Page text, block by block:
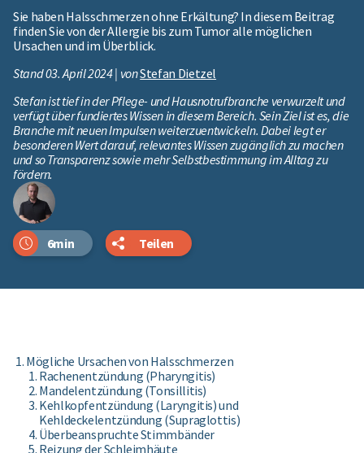
Sie haben Halsschmerzen ohne Erkältung? In diesem Beitrag
finden Sie von der Allergie bis zum Tumor alle möglichen
Ursachen und im Überblick.
Stand 03. April 2024 | vonStefan Dietzel
Stefan ist tief in der Pflege- und Hausnotrufbranche verwurzelt und
verfügt über fundiertes Wissen in diesem Bereich. Sein Ziel ist es, die
Branche mit neuen Impulsen weiterzuentwickeln. Dabei legt er
besonderen Wert darauf, relevantes Wissen zugänglich zu machen
und so Transparenz sowie mehr Selbstbestimmung im Alltag zu
fördern.
6min Teilen
Mögliche Ursachen von Halsschmerzen
Rachenentzündung (Pharyngitis)
Mandelentzündung (Tonsillitis)
Kehlkopfentzündung (Laryngitis) und
Kehldeckelentzündung (Supraglottis)
Überbeanspruchte Stimmbänder
Reizung der Schleimhäute